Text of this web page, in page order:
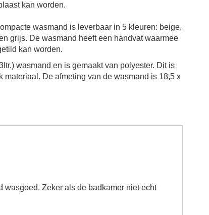
kan worden.
wasmand is leverbaar in 5 kleuren: beige,
grijs. De wasmand heeft een handvat waarmee
kan worden.
wasmand en is gemaakt van polyester. Dit is
materiaal. De afmeting van de wasmand is 18,5 x
wasgoed. Zeker als de badkamer niet echt